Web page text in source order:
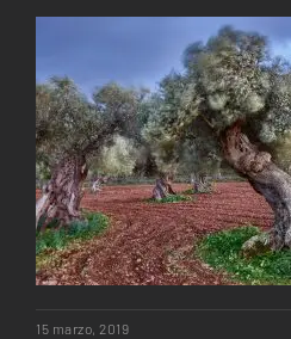
15 marzo, 2019